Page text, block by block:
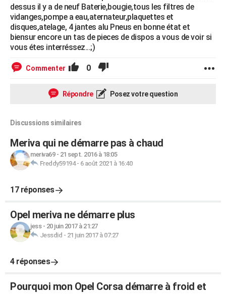
dessus il y a de neuf Baterie,bougie,tous les filtres de
vidanges,pompe a eau,aternateur,plaquettes et
disques,atelage, 4 jantes alu Pneus en bonne état et
biensur encore un tas de pieces de dispos a vous de voir si
vous étes interréssez...;)
Commenter 0
Répondre Posez votre question
Discussions similaires
Meriva qui ne démarre pas à chaud
meriva69- 21 sept. 2016 à 18:05
Freddy59194- 6 août 2021 à 16:40
17 réponses
Opel meriva ne démarre plus
jess- 20 juin 2017 à 21:27
Jessdid - 21 juin 2017 à 07:27
4 réponses
Pourquoi mon Opel Corsa démarre à froid et